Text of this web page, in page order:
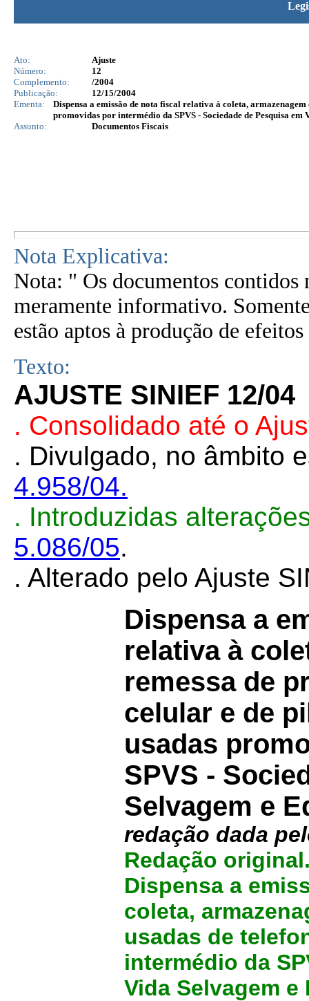
Ato:
Ajuste
Número:
12
Complemento:
/2004
Publicação:
12/15/2004
Ementa:
Dispensa a emissão de nota fiscal relativa à coleta,
promovidas por intermédio da SPVS - Sociedade de Pesquisa
Assunto:
Documentos Fiscais
Nota Explicativa:
Nota: " Os documentos contidos
meramente informativo.
estão aptos à produção de
Texto:
AJUSTE SINIEF 12/04
. Consolidado até o
. Divulgado, no âmbito
4.958/04.
. Introduzidas
5.086/05.
. Alterado pelo Ajuste
Dispensa a
relativa à
remessa de
celular e de
usadas
SPVS -
Selvagem e
redação dada
Redação
Dispensa a
coleta,
usadas de
intermédio da
Vida Selvagem